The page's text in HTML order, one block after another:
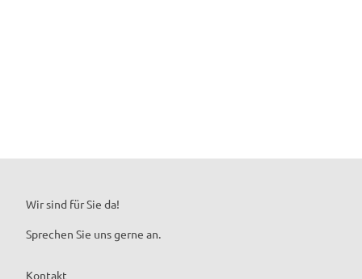
Emsland-Selfie
Jede Menge Selfie-Standorte für das perfekte Emsland-Foto.
Wir sind für Sie da!
Sprechen Sie uns gerne an.
Kontakt